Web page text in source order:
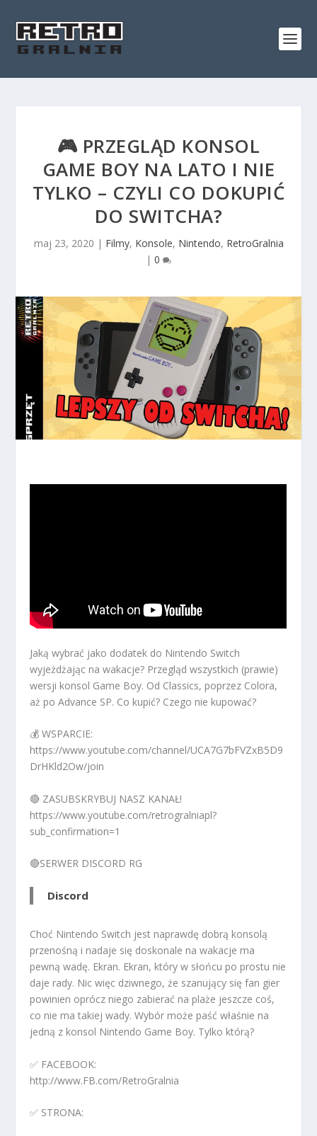
🎮 PRZEGLĄD KONSOL
GAME BOY NA LATO I NIE
TYLKO – CZYLI CO DOKUPIĆ
DO SWITCHA?
maj 23, 2020 | Filmy, Konsole, Nintendo, RetroGralnia
| 0
Jaką wybrać jako dodatek do Nintendo Switch
wyjeżdżając na wakacje? Przegląd wszystkich (prawie)
wersji konsol Game Boy. Od Classics, poprzez Colora,
aż po Advance SP. Co kupić? Czego nie kupować?
💰 WSPARCIE:
https://www.youtube.com/channel/UCA7G7bFVZxB5D9
DrHKld2Ow/join
🔴 ZASUBSKRYBUJ NASZ KANAŁ!
https://www.youtube.com/retrogralniapl?
sub_confirmation=1
🔴SERWER DISCORD RG
Discord
Choć Nintendo Switch jest naprawdę dobrą konsolą
przenośną i nadaje się doskonale na wakacje ma
pewną wadę. Ekran. Ekran, który w słońcu po prostu nie
daje rady. Nic więc dziwnego, że szanujący się fan gier
powinien oprócz niego zabierać na plaże jeszcze coś,
co nie ma takiej wady. Wybór może paść właśnie na
jedną z konsol Nintendo Game Boy. Tylko którą?
✅ FACEBOOK:
http://www.FB.com/RetroGralnia
✅ STRONA: